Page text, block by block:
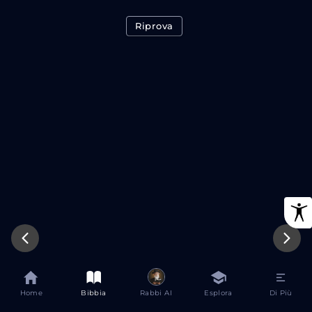
Riprova
Home Bibbia Rabbi AI Esplora Di Più